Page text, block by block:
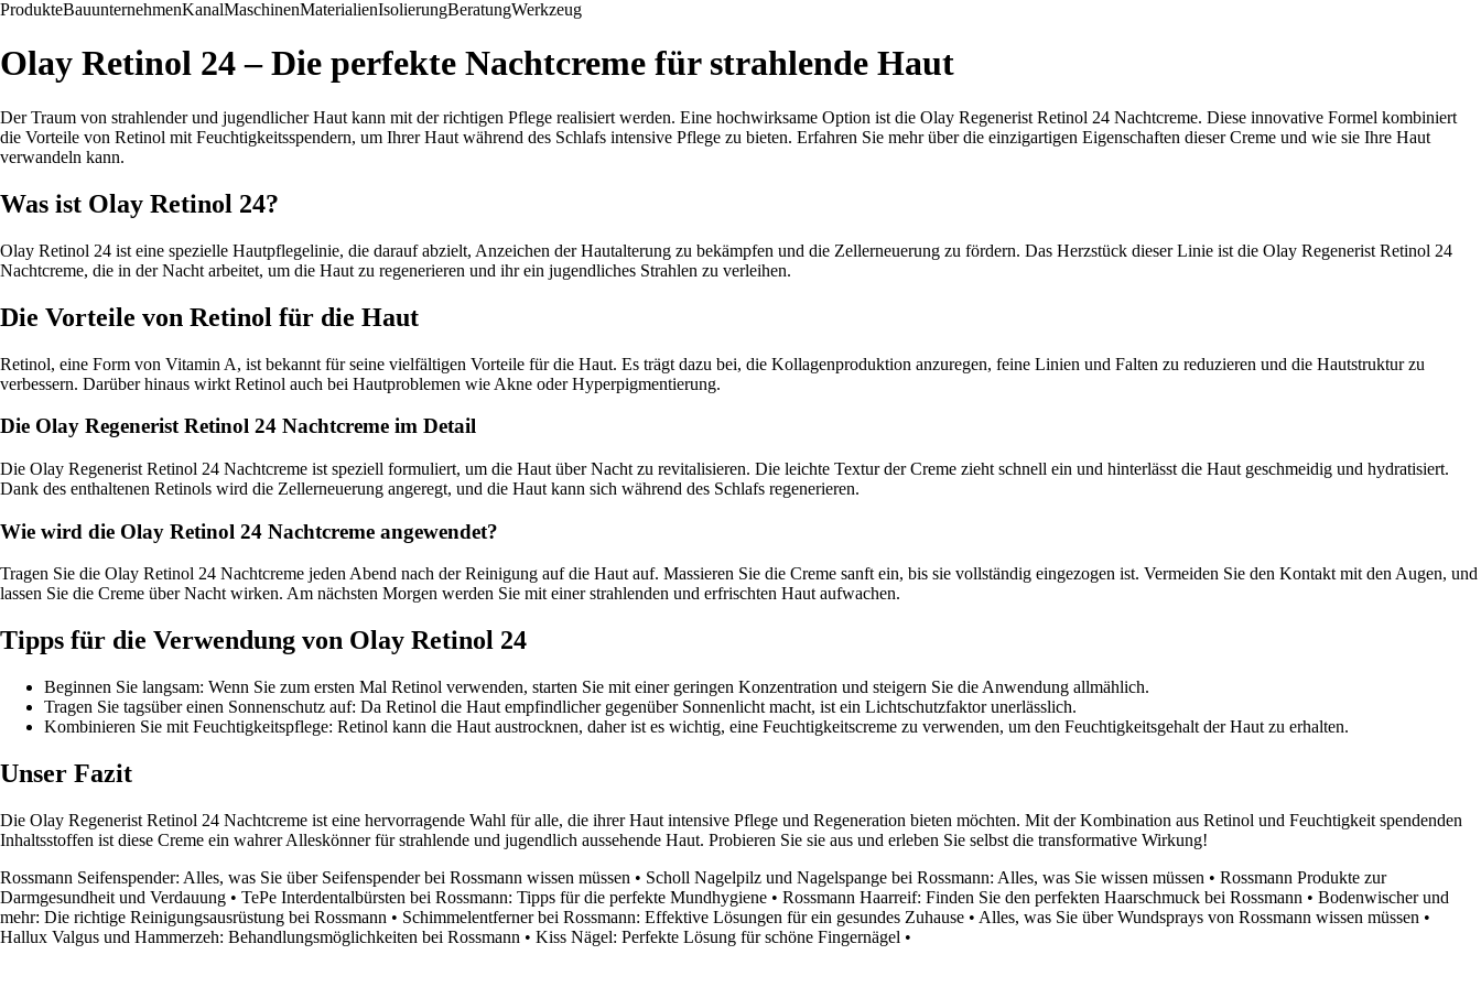
ProdukteBauunternehmenKanalMaschinenMaterialienIsolierungBeratungWerkzeug
Olay Retinol 24 – Die perfekte Nachtcreme für strahlende Haut
Der Traum von strahlender und jugendlicher Haut kann mit der richtigen Pflege realisiert werden. Eine hochwirksame Option ist die Olay Regenerist Retinol 24 Nachtcreme. Diese innovative Formel kombiniert
die Vorteile von Retinol mit Feuchtigkeitsspendern, um Ihrer Haut während des Schlafs intensive Pflege zu bieten. Erfahren Sie mehr über die einzigartigen Eigenschaften dieser Creme und wie sie Ihre Haut
verwandeln kann.
Was ist Olay Retinol 24?
Olay Retinol 24 ist eine spezielle Hautpflegelinie, die darauf abzielt, Anzeichen der Hautalterung zu bekämpfen und die Zellerneuerung zu fördern. Das Herzstück dieser Linie ist die Olay Regenerist Retinol 24
Nachtcreme, die in der Nacht arbeitet, um die Haut zu regenerieren und ihr ein jugendliches Strahlen zu verleihen.
Die Vorteile von Retinol für die Haut
Retinol, eine Form von Vitamin A, ist bekannt für seine vielfältigen Vorteile für die Haut. Es trägt dazu bei, die Kollagenproduktion anzuregen, feine Linien und Falten zu reduzieren und die Hautstruktur zu
verbessern. Darüber hinaus wirkt Retinol auch bei Hautproblemen wie Akne oder Hyperpigmentierung.
Die Olay Regenerist Retinol 24 Nachtcreme im Detail
Die Olay Regenerist Retinol 24 Nachtcreme ist speziell formuliert, um die Haut über Nacht zu revitalisieren. Die leichte Textur der Creme zieht schnell ein und hinterlässt die Haut geschmeidig und hydratisiert.
Dank des enthaltenen Retinols wird die Zellerneuerung angeregt, und die Haut kann sich während des Schlafs regenerieren.
Wie wird die Olay Retinol 24 Nachtcreme angewendet?
Tragen Sie die Olay Retinol 24 Nachtcreme jeden Abend nach der Reinigung auf die Haut auf. Massieren Sie die Creme sanft ein, bis sie vollständig eingezogen ist. Vermeiden Sie den Kontakt mit den Augen, und
lassen Sie die Creme über Nacht wirken. Am nächsten Morgen werden Sie mit einer strahlenden und erfrischten Haut aufwachen.
Tipps für die Verwendung von Olay Retinol 24
Beginnen Sie langsam: Wenn Sie zum ersten Mal Retinol verwenden, starten Sie mit einer geringen Konzentration und steigern Sie die Anwendung allmählich.
Tragen Sie tagsüber einen Sonnenschutz auf: Da Retinol die Haut empfindlicher gegenüber Sonnenlicht macht, ist ein Lichtschutzfaktor unerlässlich.
Kombinieren Sie mit Feuchtigkeitspflege: Retinol kann die Haut austrocknen, daher ist es wichtig, eine Feuchtigkeitscreme zu verwenden, um den Feuchtigkeitsgehalt der Haut zu erhalten.
Unser Fazit
Die Olay Regenerist Retinol 24 Nachtcreme ist eine hervorragende Wahl für alle, die ihrer Haut intensive Pflege und Regeneration bieten möchten. Mit der Kombination aus Retinol und Feuchtigkeit spendenden
Inhaltsstoffen ist diese Creme ein wahrer Alleskönner für strahlende und jugendlich aussehende Haut. Probieren Sie sie aus und erleben Sie selbst die transformative Wirkung!
Rossmann Seifenspender: Alles, was Sie über Seifenspender bei Rossmann wissen müssen • Scholl Nagelpilz und Nagelspange bei Rossmann: Alles, was Sie wissen müssen • Rossmann Produkte zur
Darmgesundheit und Verdauung • TePe Interdentalbürsten bei Rossmann: Tipps für die perfekte Mundhygiene • Rossmann Haarreif: Finden Sie den perfekten Haarschmuck bei Rossmann • Bodenwischer und
mehr: Die richtige Reinigungsausrüstung bei Rossmann • Schimmelentferner bei Rossmann: Effektive Lösungen für ein gesundes Zuhause • Alles, was Sie über Wundsprays von Rossmann wissen müssen •
Hallux Valgus und Hammerzeh: Behandlungsmöglichkeiten bei Rossmann • Kiss Nägel: Perfekte Lösung für schöne Fingernägel •